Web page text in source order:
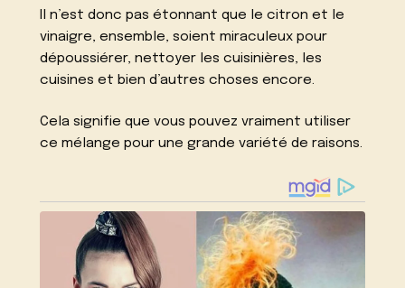
Il n’est donc pas étonnant que le citron et le
vinaigre, ensemble, soient miraculeux pour
dépoussiérer, nettoyer les cuisinières, les
cuisines et bien d’autres choses encore.
Cela signifie que vous pouvez vraiment utiliser
ce mélange pour une grande variété de raisons.